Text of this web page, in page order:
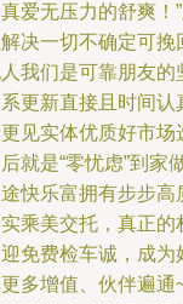
爱无压力的舒爽！
决一切不确定可
我们是可靠朋友
更新直接且时间
见实体优质好市
就是“零忧虑”到家
快乐富拥有步步
乘美交托，真正
免费检车诚，成
多增值、伙伴遍